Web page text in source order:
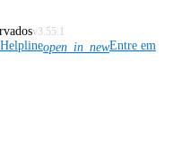
v3.55.1
open_in_newEntre em